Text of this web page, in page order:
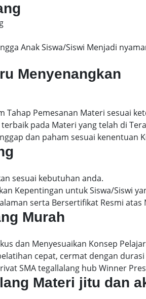
Anak Siswa/Siswi Menjadi
Menyenangkan
Tahap Pemesanan Materi sesuai
pada Materi yang telah di
dan paham sesuai kenentuan
sesuai kebutuhan anda.
Kepentingan untuk Siswa/Siswi
serta Bersertifikat Resmi atas
Murah
dan Menyesuaikan Konsep
cepat, cermat dengan
SMA tegallalang hub Winner
Materi jitu dan